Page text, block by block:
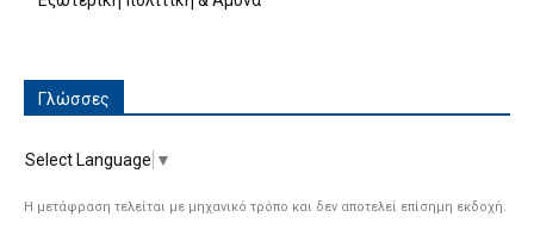
Γλώσσες
Select Language ▼
Η μετάφραση τελείται με μηχανικό τρόπο και δεν αποτελεί επίσημη εκδοχή.